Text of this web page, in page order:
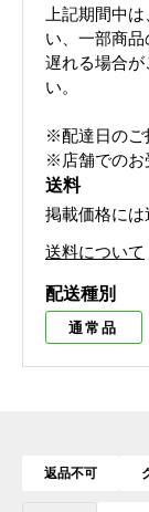
上記期間中
い、一部商
遅れる場合が
い。
※配達日のご
※店舗でのお
送料
掲載価格には
送料について
配送種別
通常品
返品不可